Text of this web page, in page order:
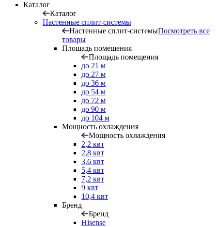
Каталог
Каталог
Настенные сплит-системы
Настенные сплит-системыПосмотреть все
товары
Площадь помещения
Площадь помещения
до 21 м
до 27 м
до 36 м
до 54 м
до 72 м
до 90 м
до 104 м
Мощность охлаждения
Мощность охлаждения
2,2 квт
2,8 квт
3,6 квт
5,4 квт
7,2 квт
9 квт
10,4 квт
Бренд
Бренд
Hisense